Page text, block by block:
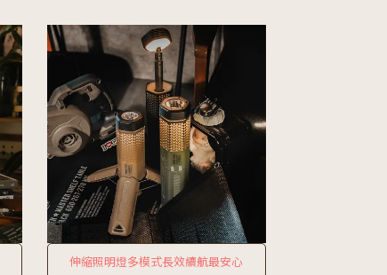
伸縮照明燈多模式長效續航最安心